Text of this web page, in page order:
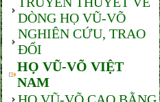
DÒNG HỌ VŨ-VÕ
NGHIÊN CỨU, TRAO
ĐỔI
HỌ VŨ-VÕ VIỆT
NAM